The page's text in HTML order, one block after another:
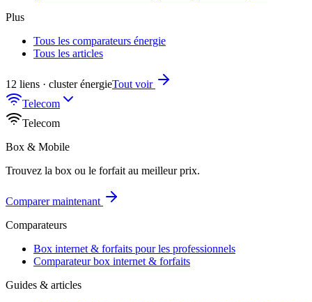
Plus
Tous les comparateurs énergie
Tous les articles
12 liens · cluster énergieTout voir
Telecom
Telecom
Box & Mobile
Trouvez la box ou le forfait au meilleur prix.
Comparer maintenant
Comparateurs
Box internet & forfaits pour les professionnels
Comparateur box internet & forfaits
Guides & articles